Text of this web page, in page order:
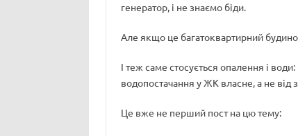
генератор, і не знаємо біди.
Але якщо це багатоквартирний
І теж саме стосується опалення і
водопостачання у ЖК власне, а не від
Це вже не перший пост на цю тему: